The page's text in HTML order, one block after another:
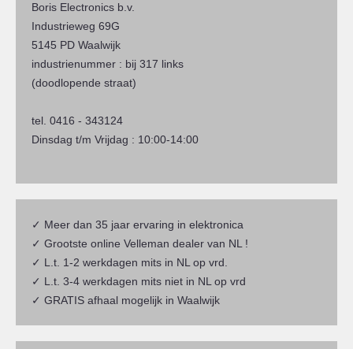
Boris Electronics b.v.
Industrieweg 69G
5145 PD Waalwijk
industrienummer : bij 317 links
(doodlopende straat)
tel. 0416 - 343124
Dinsdag t/m Vrijdag : 10:00-14:00
✓ Meer dan 35 jaar ervaring in elektronica
✓ Grootste online Velleman dealer van NL !
✓ L.t. 1-2 werkdagen mits in NL op vrd.
✓ L.t. 3-4 werkdagen mits niet in NL op vrd
✓ GRATIS afhaal mogelijk in Waalwijk